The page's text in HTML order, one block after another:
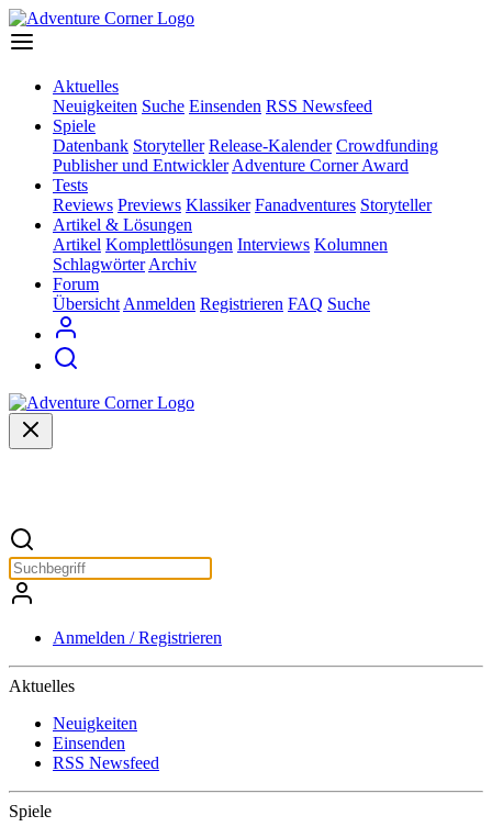
Aktuelles
Neuigkeiten Suche Einsenden RSS Newsfeed
Spiele
Datenbank Storyteller Release-Kalender Crowdfunding
Publisher und Entwickler Adventure Corner Award
Tests
Reviews Previews Klassiker Fanadventures Storyteller
Artikel & Lösungen
Artikel Komplettlösungen Interviews Kolumnen
Schlagwörter Archiv
Forum
Übersicht Anmelden Registrieren FAQ Suche
Anmelden / Registrieren
Aktuelles
Neuigkeiten
Einsenden
RSS Newsfeed
Spiele